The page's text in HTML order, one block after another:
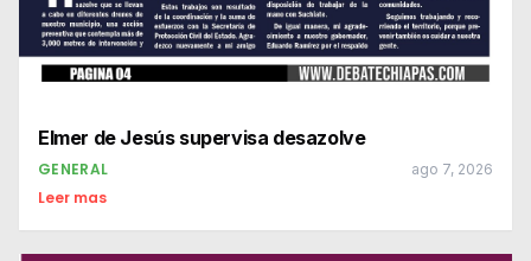
Elmer de Jesús supervisa desazolve
GENERAL ago 7, 2026
Leer mas